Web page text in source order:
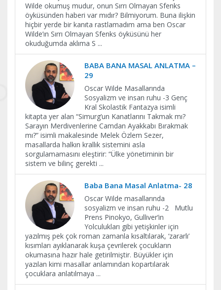
Wilde okumuş mudur, onun Sırrı Olmayan Sfenks
öyküsünden haberi var mıdır? Bilmiyorum. Buna ilişkin
hiçbir yerde bir kanıta rastlamadım ama ben Oscar
Wilde’ın Sırrı Olmayan Sfenks öyküsünü her
okuduğumda aklıma S ...
BABA BANA MASAL ANLATMA –
29
Oscar Wilde Masallarında
Sosyalizm ve insan ruhu -3 Genç
Kral Skolastik Fantazya isimli
kitapta yer alan “Simurg’un Kanatlarını Takmak mı?
Sarayın Merdivenlerine Camdan Ayakkabı Bırakmak
mı?” isimli makalesinde Melek Özlem Sezer,
masallarda halkın krallık sistemini asla
sorgulamamasını eleştirir: “Ülke yönetiminin bir
sistem ve bilinç gerekti ...
Baba Bana Masal Anlatma- 28
Oscar Wilde masallarında
sosyalizm ve insan ruhu -2 Mutlu
Prens Pinokyo, Gulliver’in
Yolculukları gibi yetişkinler için
yazılmış pek çok roman zamanla kısaltılarak, ‘zararlı’
kısımları ayıklanarak kuşa çevrilerek çocukların
okumasına hazır hale getirilmiştir. Büyükler için
yazılan kimi masallar anlamından kopartılarak
çocuklara anlatılmaya ...